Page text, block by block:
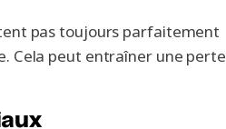
pas toujours parfaitement
Cela peut entraîner une perte